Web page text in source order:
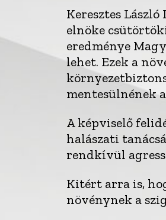
Keresztes
elnöke
eredménye
lehet. Ezek a
mentesülnének
A képviselő
halászati
rendkívül
Kitért arra is,
növénynek a